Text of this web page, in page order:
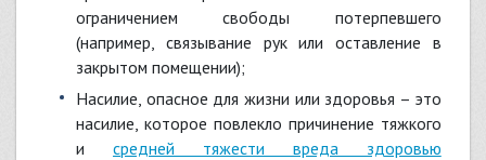
ограничением свободы потерпевшего
(например, связывание рук или оставление в
закрытом помещении);
насилие, опасное для жизни или здоровья – это
насилие, которое повлекло причинение тяжкого
исредней тяжести вреда здоровью